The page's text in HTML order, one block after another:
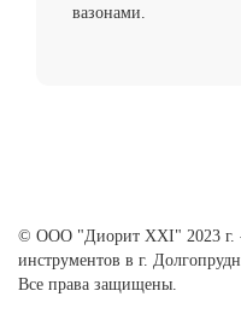
вазонами.
© ООО "Диорит XXI" 2023 г.
инструментов в г.
Все права защищены.